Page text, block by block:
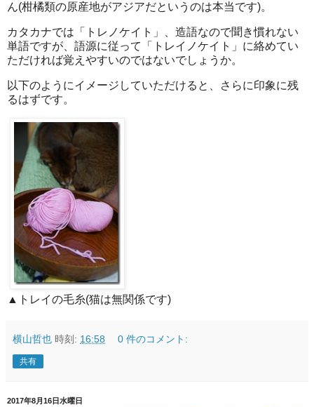
ん(柑橘類の原産地がアジアだというのは本当です)。
カタカナでは「トレノケイト」、造語なので聞き慣れない
単語ですが、語源に従って「トレイノケイト」に絡めてい
ただければ覚えやすいのではないでしょうか。
以下のようにイメージしていただけると、さらに印象に残
るはずです。
▲トレイの毛糸(猫は無関係です)
横山哲也 時刻: 16:58 0 件のコメント:
共有
2017年8月16日水曜日